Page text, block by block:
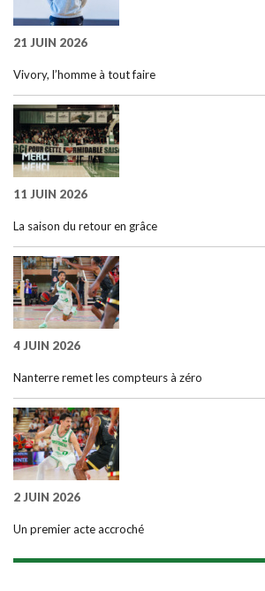
21 JUIN 2026
Vivory, l’homme à tout faire
11 JUIN 2026
La saison du retour en grâce
4 JUIN 2026
Nanterre remet les compteurs à zéro
2 JUIN 2026
Un premier acte accroché